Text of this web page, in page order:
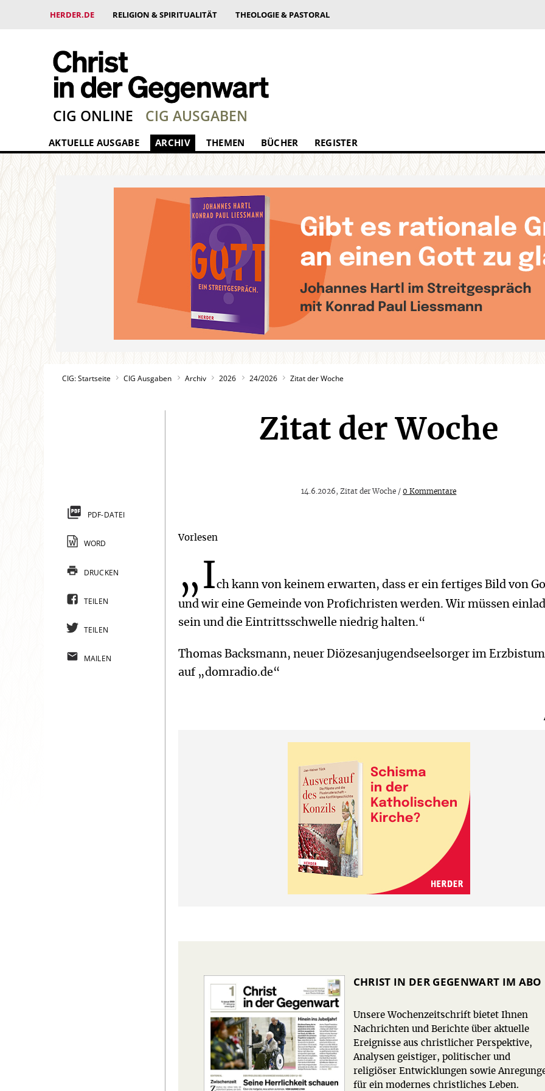
HERDER.DE RELIGION & SPIRITUALITÄT THEOLOGIE & PASTORAL
CIG ONLINE CIG AUSGABEN
AKTUELLE AUSGABE ARCHIV THEMEN BÜCHER REGISTER
CIG: Startseite CIG Ausgaben Archiv 2026 24/2026 Zitat der Woche
Zitat der Woche
14.6.2026, Zitat der Woche /0 Kommentare
Vorlesen
„Ich kann von keinem erwarten, dass er ein fertiges Bild von
und wir eine Gemeinde von Profichristen werden. Wir müssen
sein und die Eintrittsschwelle niedrig halten.“
Thomas Backsmann, neuer Diözesanjugendseelsorger im
auf „domradio.de“
CHRIST IN DER GEGENWART IM ABO
Unsere Wochenzeitschrift bietet Ihnen
Nachrichten und Berichte über aktuelle
Ereignisse aus christlicher Perspektive,
Analysen geistiger, politischer und
religiöser Entwicklungen sowie
für ein modernes christliches Leben.
PDF-DATEI
WORD
DRUCKEN
TEILEN
TEILEN
MAILEN